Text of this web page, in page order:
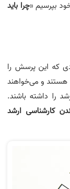
بپرسیم «چرا باید
که این پرسش را
هستند و می‌خواهند
را داشته باشند.
کارشناسی ارشد